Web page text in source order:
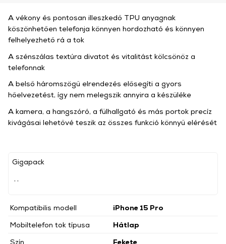
Gigapack
Kompatibilis modell
iPhone 15 Pro
Mobiltelefon tok típusa
Hátlap
Szín
Fekete
A vékony és pontosan illeszkedő TPU anyagnak
köszönhetően telefonja könnyen hordozható és könnyen
felhelyezhető rá a tok
A szénszálas textúra divatot és vitalitást kölcsönöz a
telefonnak
A belső háromszögű elrendezés elősegíti a gyors
hőelvezetést, így nem melegszik annyira a készüléke
A kamera, a hangszóró, a fülhallgató és más portok precíz
kivágásai lehetővé teszik az összes funkció könnyű elérését